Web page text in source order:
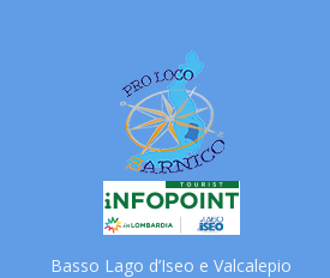
Basso Lago d’Iseo e Valcalepio